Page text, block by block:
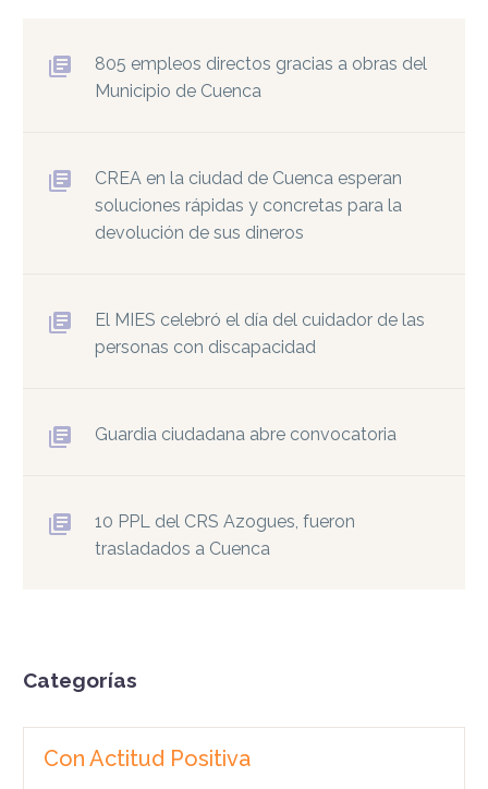
805 empleos directos gracias a obras del
Municipio de Cuenca
CREA en la ciudad de Cuenca esperan
soluciones rápidas y concretas para la
devolución de sus dineros
El MIES celebró el día del cuidador de las
personas con discapacidad
Guardia ciudadana abre convocatoria
10 PPL del CRS Azogues, fueron
trasladados a Cuenca
Categorías
Con Actitud Positiva